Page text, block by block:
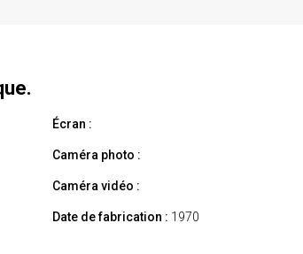
Écran :
Caméra photo :
Caméra vidéo :
Date de fabrication : 1970